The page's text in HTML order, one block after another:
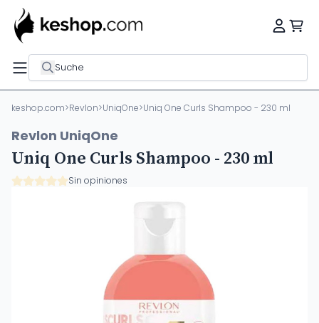
Suche
keshop.com>Revlon>UniqOne>Uniq One Curls Shampoo - 230 ml
Revlon UniqOne
Uniq One Curls Shampoo - 230 ml
Sin opiniones